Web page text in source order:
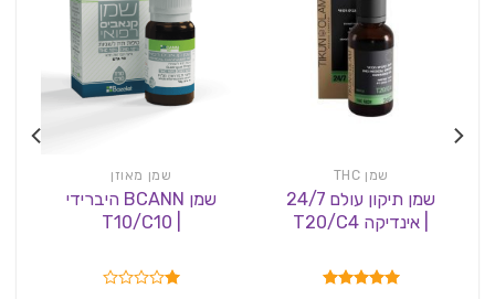
שמן THC
שמן תיקון עולם 24/7
| אינדיקה T20/C4
שמן מאוזן
שמן BCANN היברידי